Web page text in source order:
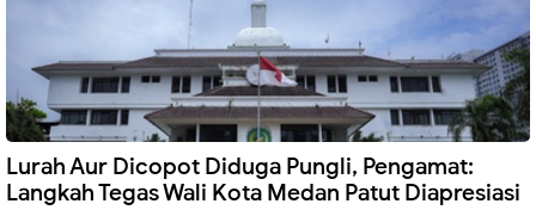
Lurah Aur Dicopot Diduga Pungli, Pengamat:
Langkah Tegas Wali Kota Medan Patut Diapresiasi